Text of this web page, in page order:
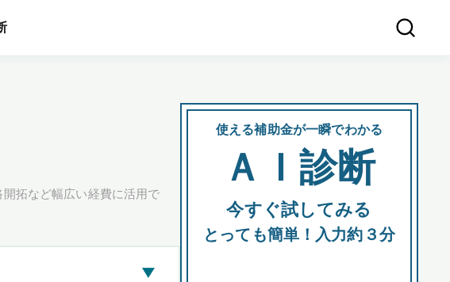
拓など幅広い経費に活用で
▶
使える補助金が一瞬でわかる
ＡＩ診断
今すぐ試してみる
とっても簡単！入力約３分